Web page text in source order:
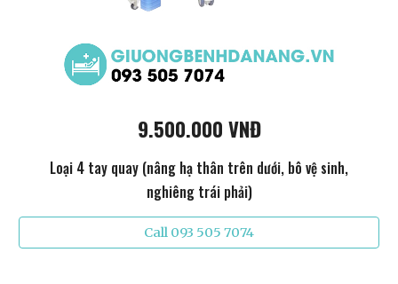
9.500.000 VNĐ
Loại 4 tay quay (nâng hạ thân trên dưới, bô vệ sinh,
nghiêng trái phải)
Call 093 505 7074